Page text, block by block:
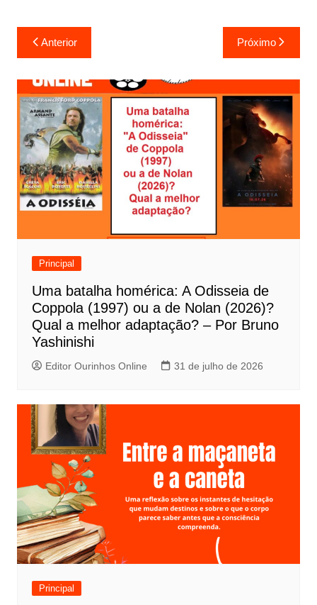
a
v
e
g
a
ç
ã
o
d
Anterior Próximo
Principal
Uma batalha homérica: A Odisseia de
Coppola (1997) ou a de Nolan (2026)?
Qual a melhor adaptação? – Por Bruno
Yashinishi
Editor Ourinhos Online 31 de julho de 2026
Principal